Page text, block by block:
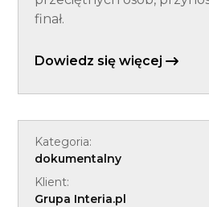
finał.
Dowiedz się więcej
Kategoria:
dokumentalny
Klient:
Grupa Interia.pl